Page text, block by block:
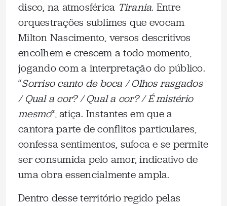
disco, na atmosférica Tirania. Entre
orquestrações sublimes que evocam
Milton Nascimento, versos descritivos
encolhem e crescem a todo momento,
jogando com a interpretação do público.
“Sorriso canto de boca / Olhos rasgados
/ Qual a cor? / Qual a cor? / É mistério
mesmo“, atiça. Instantes em que a
cantora parte de conflitos particulares,
confessa sentimentos, sufoca e se permite
ser consumida pelo amor, indicativo de
uma obra essencialmente ampla.
Dentro desse território regido pelas